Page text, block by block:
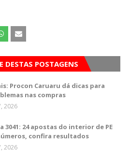
DESTAS POSTAGENS
Procon Caruaru dá dicas para
nas compras
2026
3041: 24 apostas do interior de PE
confira resultados
2026